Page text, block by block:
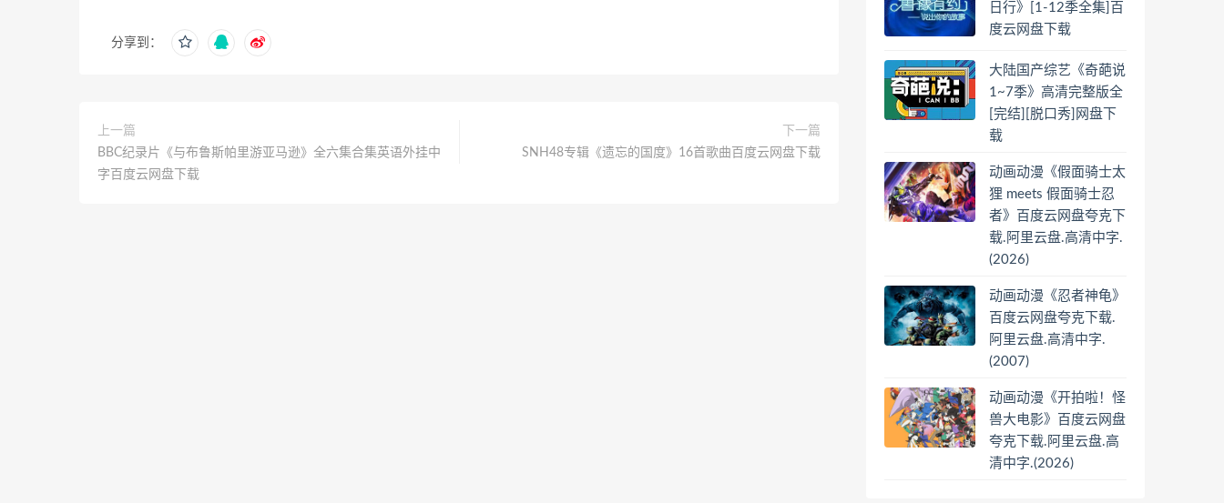
分享到：
上一篇
BBC纪录片《与布鲁斯帕里游亚马逊》全六集合集英语外挂中
字百度云网盘下载
下一篇
SNH48专辑《遗忘的国度》16首歌曲百度云网盘下载
日行》[1-12季全集]百
度云网盘下载
大陆国产综艺《奇葩说
1~7季》高清完整版全
[完结][脱口秀]网盘下
载
动画动漫《假面骑士太
狸 meets 假面骑士忍
者》百度云网盘夸克下
载.阿里云盘.高清中字.
(2026)
动画动漫《忍者神龟》
百度云网盘夸克下载.
阿里云盘.高清中字.
(2007)
动画动漫《开拍啦！怪
兽大电影》百度云网盘
夸克下载.阿里云盘.高
清中字.(2026)